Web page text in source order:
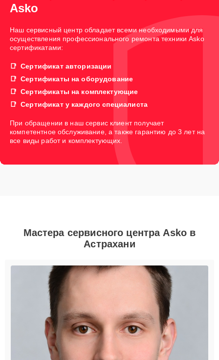
Asko
Наш сервисный центр обладает всеми необходимыми для
осуществления профессионального ремонта техники Asko
сертификатами:
Сертификат авторизации
Сертификаты на оборудование
Сертификаты на комплектующие
Сертификат у каждого специалиста
При обращении в наш сервис клиент получает
компетентное обслуживание, а также гарантию до 3 лет на
все виды работ и комплектующих.
Мастера сервисного центра Asko в
Астрахани